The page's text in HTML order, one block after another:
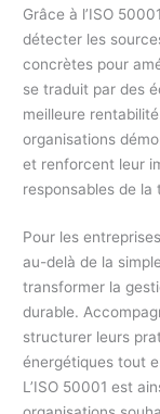
Grâce à l’ISO
détecter les
concrètes pour
se traduit par des
meilleure
organisations
et renforcent leur
responsables de la
Pour les
au-delà de la
transformer la
durable.
structurer leurs
énergétiques tout
L’ISO 50001 est